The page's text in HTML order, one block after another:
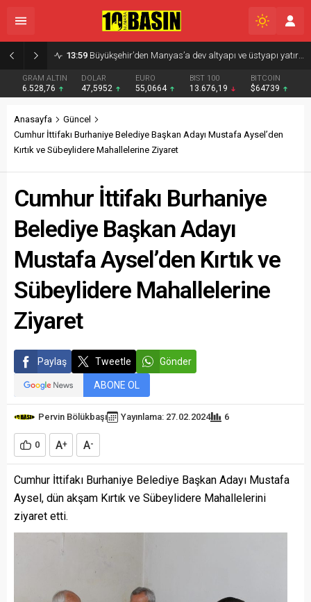
13:59 Büyükşehir’den Manyas’a dev altyapı ve üstyapı yatırımı
GRAM ALTIN
6.528,76
DOLAR
47,5952
EURO
55,0664
BIST 100
13.676,19
BITCOIN
$64739
Anasayfa
Güncel
Cumhur İttifakı Burhaniye Belediye Başkan Adayı Mustafa Aysel’den
Kırtık ve Sübeylidere Mahallelerine Ziyaret
Cumhur İttifakı Burhaniye
Belediye Başkan Adayı
Mustafa Aysel’den Kırtık ve
Sübeylidere Mahallelerine
Ziyaret
Paylaş Tweetle Gönder
ABONE OL
Pervin Bölükbaşı Yayınlama: 27.02.2024 6
0 A+ A-
Cumhur İttifakı Burhaniye Belediye Başkan Adayı Mustafa
Aysel, dün akşam Kırtık ve Sübeylidere Mahallelerini
ziyaret etti.